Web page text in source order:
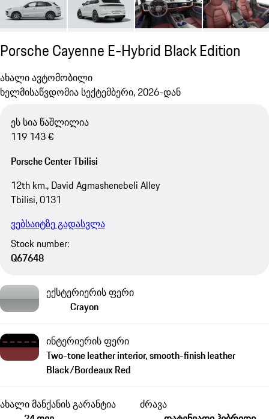
Porsche Cayenne E-Hybrid Black Edition
ახალი ავტომობილი
ხელმისაწვდომია სექტემბერი, 2026-დან
ეს სია წაშლილია
119 143 €
Porsche Center Tbilisi
12th km., David Agmashenebeli Alley
Tbilisi, 0131
ვებსაიტზე გადასვლა
Stock number:
Q67648
ექსტერიერის ფერი
Crayon
ინტერიერის ფერი
Two-tone leather interior, smooth-finish leather
Black/Bordeaux Red
ახალი მანქანის გარანტია
ძრავა